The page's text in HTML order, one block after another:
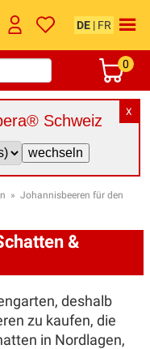
DE | FR
0
X
Schweiz
» Johannisbeeren für den
&
deshalb
zu kaufen, die
in Nordlagen,